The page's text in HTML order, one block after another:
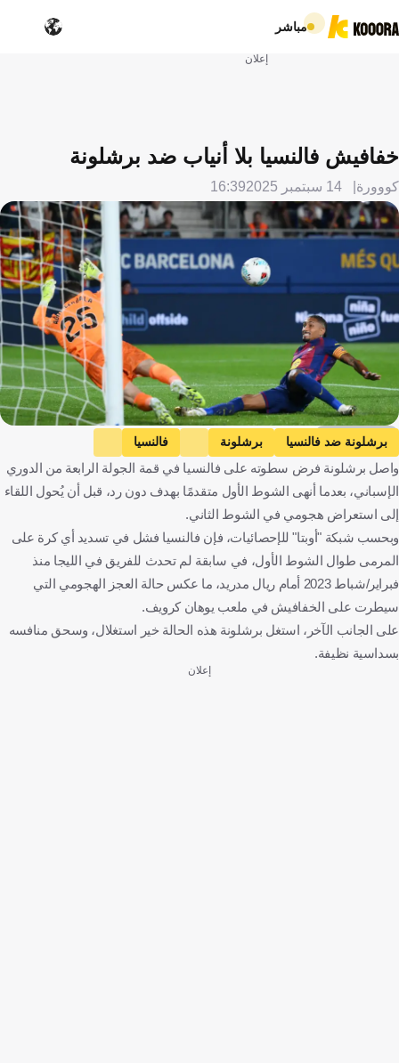
مباشر
إعلان
خفافيش فالنسيا بلا أنياب ضد برشلونة
كووورة 14 سبتمبر 2025 16:39
Getty Images
برشلونة ضد فالنسيا برشلونة
فالنسيا
الدوري الإسباني
إسبانيا كرة قدم
واصل برشلونة فرض سطوته على فالنسيا في قمة الجولة الرابعة من الدوري
الإسباني، بعدما أنهى الشوط الأول متقدمًا بهدف دون رد، قبل أن يُحول اللقاء
إلى استعراض هجومي في الشوط الثاني.
وبحسب شبكة "أوبتا" للإحصائيات، فإن فالنسيا فشل في تسديد أي كرة على
المرمى طوال الشوط الأول، في سابقة لم تحدث للفريق في الليجا منذ
فبراير/شباط 2023 أمام ريال مدريد، ما عكس حالة العجز الهجومي التي
سيطرت على الخفافيش في ملعب يوهان كرويف.
على الجانب الآخر، استغل برشلونة هذه الحالة خير استغلال، وسحق منافسه
بسداسية نظيفة.
إعلان